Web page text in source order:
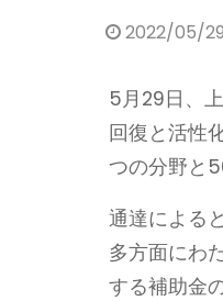
2022/05/
5月29日、
回復と活性
つの分野と
通達による
多方面にわ
する補助金